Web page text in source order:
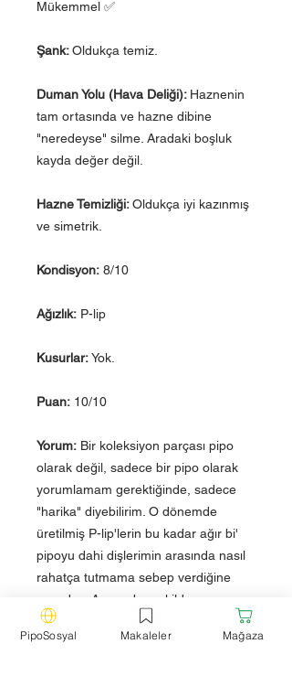
Mükemmel ✅
Şank:Oldukça temiz.
Duman Yolu (Hava Deliği): Haznenin
tam ortasında ve hazne dibine
"neredeyse" silme. Aradaki boşluk
kayda değer değil.
Hazne Temizliği:Oldukça iyi kazınmış
ve simetrik.
Kondisyon: 8/10
Ağızlık: P-lip
Kusurlar:Yok.
Puan: 10/10
Yorum: Bir koleksiyon parçası pipo
olarak değil, sadece bir pipo olarak
yorumlamam gerektiğinde, sadece
"harika" diyebilirim. O dönemde
üretilmiş P-lip'lerin bu kadar ağır bi'
pipoyu dahi dişlerimin arasında nasıl
rahatça tutmama sebep verdiğine
şaşırdım. Ayrıca, bu şekilde
tutulduğunda surata tam anlamıyla
oturması ve formunu koruması da
PipoSosyal Makaleler Mağaza